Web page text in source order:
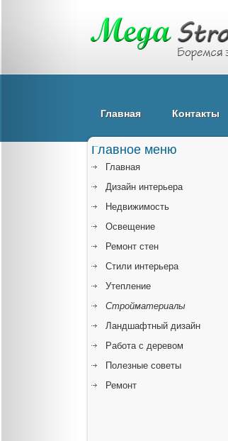
Главная Контакты
Главное меню
Главная
Дизайн интерьера
Недвижимость
Освещение
Ремонт стен
Стили интерьера
Утепление
Стройматериалы
Ландшафтный дизайн
Работа с деревом
Полезные советы
Ремонт